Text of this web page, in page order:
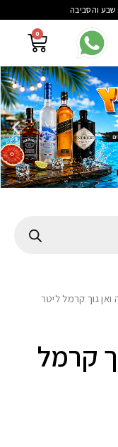
והסביבה
0
ואן גוך קרמל ליטר
קרמל